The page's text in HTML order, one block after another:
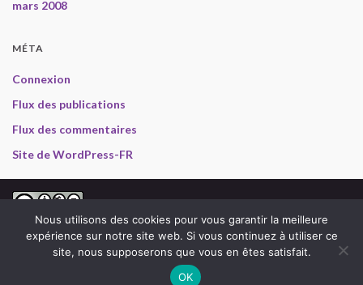
mars 2008
MÉTA
Connexion
Flux des publications
Flux des commentaires
Site de WordPress-FR
2008-2013 Gabriel en Inde, selon les termes de lalicence
Creative Commons Attribution - Pas d’Utilisation Commerciale - Pas de
Modification 3.0 non transposé.
Dominique Archambault(sauf mention contraire), Textes : Gabriel (et
Thèmes Graphene.
Nous utilisons des cookies pour vous garantir la meilleure
expérience sur notre site web. Si vous continuez à utiliser ce
site, nous supposerons que vous en êtes satisfait.
OK